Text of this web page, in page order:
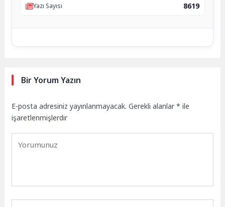
Yazı Sayısı
8619
Bir Yorum Yazın
E-posta adresiniz yayınlanmayacak. Gerekli alanlar* ile
işaretlenmişlerdir